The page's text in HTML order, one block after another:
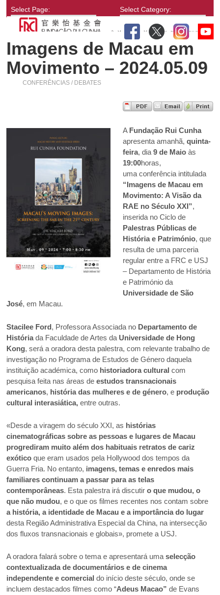
Select Page: Select Category:
Imagens de Macau em
Movimento – 2024.05.09
CONFERÊNCIAS / DEBATES
A Fundação Rui Cunha
apresenta amanhã, quinta-
feira, dia 9 de Maioàs
19:00horas,
uma conferência intitulada
“Imagens de Macau em
Movimento: A Visão da
RAE no Século XXI”,
inserida no Ciclo de
Palestras Públicas de
História e Património, que
resulta de uma parceria
regular entre a FRC e USJ
– Departamento de História
e Património da
Universidade de São
José, em Macau.
Stacilee Ford, Professora Associada no Departamento de
Históriada Faculdade de Artes da Universidade de Hong
Kong, será a oradora desta palestra, com relevante trabalho de
investigação no Programa de Estudos de Género daquela
instituição académica, como historiadora cultural com
pesquisa feita nas áreas deestudos transnacionais
americanos, história das mulheres e de género, e produção
cultural interasiática, entre outras.
«Desde a viragem do século XXI, as histórias
cinematográficas sobre as pessoas e lugares de Macau
progrediram muito além dos habituais retratos de cariz
exótico que eram usados pela Hollywood dos tempos da
Guerra Fria. No entanto, imagens, temas e enredos mais
familiares continuam a passar para as telas
contemporâneas. Esta palestra irá discutiro que mudou, o
que não mudou, e o que os filmes recentes nos contam sobre
a história, a identidade de Macau e a importância do lugar
desta Região Administrativa Especial da China, na intersecção
dos fluxos transnacionais e globais», promete a USJ.
A oradora falará sobre o tema e apresentará umaselecção
contextualizada de documentários e de cinema
independente e comercial do início deste século, onde se
incluem destacados filmes como “Adeus Macao” de Evans